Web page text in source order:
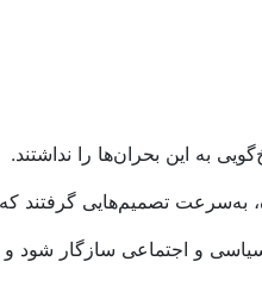
به این بحران‌ها را نداشتند.
به‌سرعت تصمیم‌هایی گرفتند
و اجتماعی سازگار شود